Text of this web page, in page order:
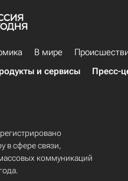
В мире
и сервисы Пресс-
в сфере связи,
коммуникаций